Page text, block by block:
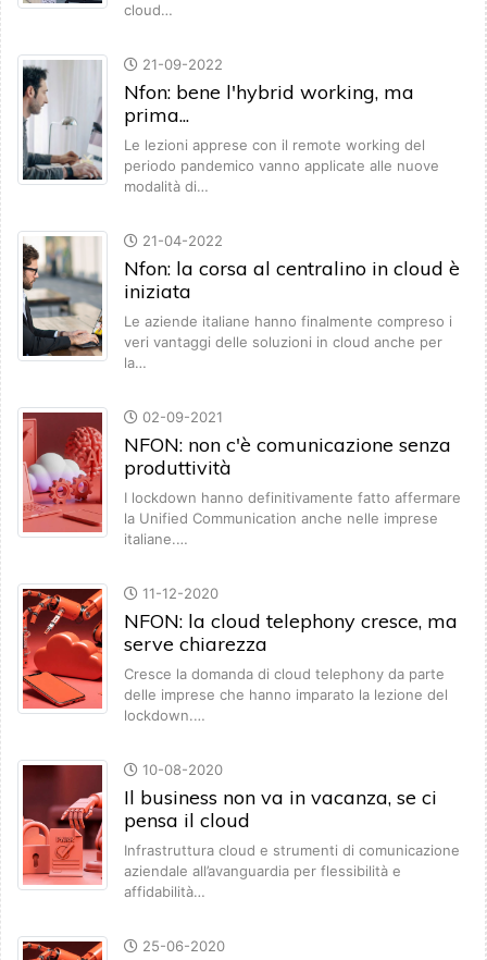
cloud…
21-09-2022
Nfon: bene l'hybrid working, ma
prima...
Le lezioni apprese con il remote working del
periodo pandemico vanno applicate alle nuove
modalità di…
21-04-2022
Nfon: la corsa al centralino in cloud è
iniziata
Le aziende italiane hanno finalmente compreso i
veri vantaggi delle soluzioni in cloud anche per
la…
02-09-2021
NFON: non c'è comunicazione senza
produttività
I lockdown hanno definitivamente fatto affermare
la Unified Communication anche nelle imprese
italiane.…
11-12-2020
NFON: la cloud telephony cresce, ma
serve chiarezza
Cresce la domanda di cloud telephony da parte
delle imprese che hanno imparato la lezione del
lockdown.…
10-08-2020
Il business non va in vacanza, se ci
pensa il cloud
Infrastruttura cloud e strumenti di comunicazione
aziendale all’avanguardia per flessibilità e
affidabilità…
25-06-2020